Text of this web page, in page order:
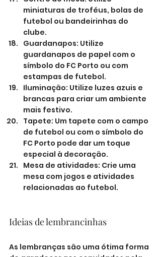
miniaturas de troféus, bolas de
futebol ou bandeirinhas do
clube.
Guardanapos: Utilize
guardanapos de papel com o
símbolo do FC Porto ou com
estampas de futebol.
Iluminação: Utilize luzes azuis e
brancas para criar um ambiente
mais festivo.
Tapete: Um tapete com o campo
de futebol ou com o símbolo do
FC Porto pode dar um toque
especial à decoração.
Mesa de atividades: Crie uma
mesa com jogos e atividades
relacionadas ao futebol.
Ideias de lembrancinhas
As lembranças são uma ótima forma